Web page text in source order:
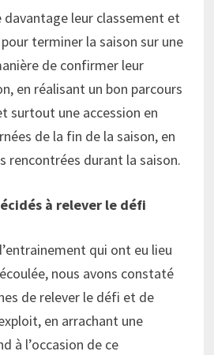
davantage leur classement et
terminer la saison sur une
de confirmer leur
en réalisant un bon parcours
surtout une accession en
de la fin de la saison, en
rencontrées durant la saison.
à relever le défi
qui ont eu lieu
nous avons constaté
de relever le défi et de
en arrachant une
à l’occasion de ce